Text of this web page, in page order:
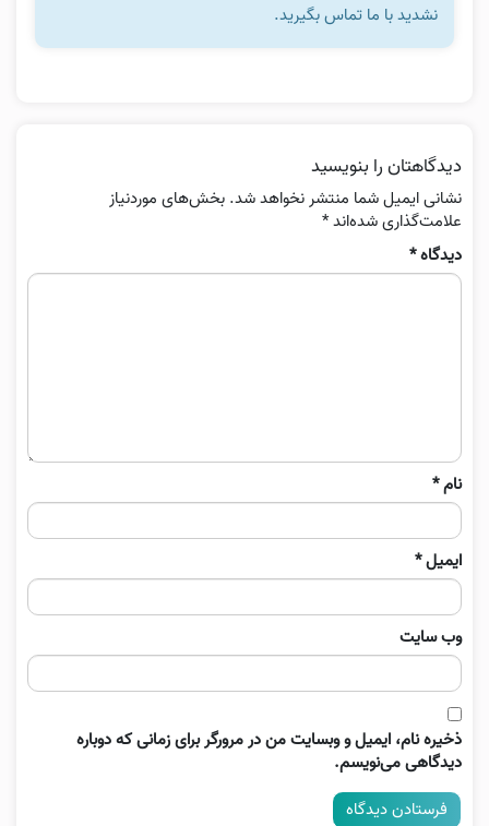
نشدید با ما تماس بگیرید.
دیدگاهتان را بنویسید
نشانی ایمیل شما منتشر نخواهد شد. بخش‌های موردنیاز
علامت‌گذاری شده‌اند*
دیدگاه*
نام*
ایمیل*
وب‌ سایت
ذخیره نام، ایمیل و وبسایت من در مرورگر برای زمانی که دوباره
دیدگاهی می‌نویسم.